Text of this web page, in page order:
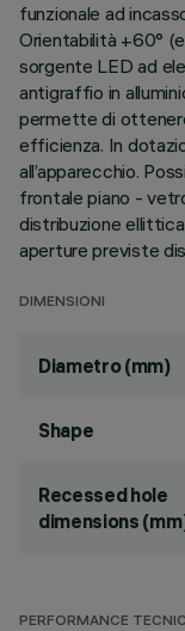
funzionale ad
Orientabilità +60°
sorgente LED ad
antigraffio in
permette di
efficienza. In
all’apparecchio.
frontale piano -
distribuzione
aperture previste
DIMENSIONI
Diametro (mm)
Shape
Recessed hole
dimensions
PERFORMANCE